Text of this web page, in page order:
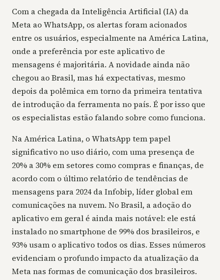
Com a chegada da Inteligência Artificial (IA) da
Meta ao WhatsApp, os alertas foram acionados
entre os usuários, especialmente na América Latina,
onde a preferência por este aplicativo de
mensagens é majoritária. A novidade ainda não
chegou ao Brasil, mas há expectativas, mesmo
depois da polêmica em torno da primeira tentativa
de introdução da ferramenta no país. É por isso que
os especialistas estão falando sobre como funciona.
Na América Latina, o WhatsApp tem papel
significativo no uso diário, com uma presença de
20% a 30% em setores como compras e finanças, de
acordo com o último relatório de tendências de
mensagens para 2024 da Infobip, líder global em
comunicações na nuvem. No Brasil, a adoção do
aplicativo em geral é ainda mais notável: ele está
instalado no smartphone de 99% dos brasileiros, e
93% usam o aplicativo todos os dias. Esses números
evidenciam o profundo impacto da atualização da
Meta nas formas de comunicação dos brasileiros.